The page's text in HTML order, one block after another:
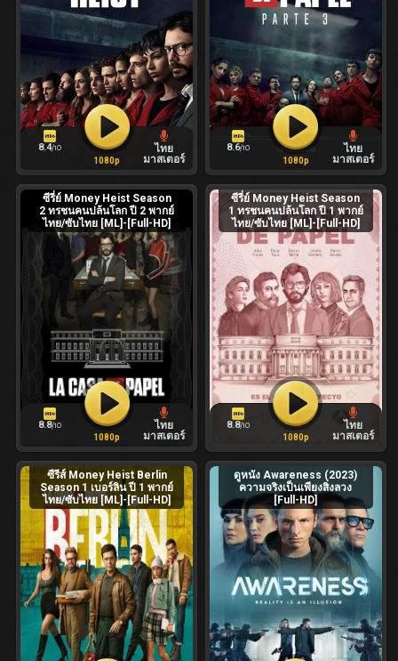
8.4/10
ไทย
มาสเตอร์
1080p
8.6/10
ไทย
มาสเตอร์
1080p
ซีรี่ย์ Money Heist Season
2 ทรชนคนปล้นโลก ปี 2 พากย์
ไทย/ซับไทย [ML]-[Full-HD]
8.8/10
ไทย
มาสเตอร์
1080p
ซีรี่ย์ Money Heist Season
1 ทรชนคนปล้นโลก ปี 1 พากย์
ไทย/ซับไทย [ML]-[Full-HD]
8.8/10
ไทย
มาสเตอร์
1080p
ซีรีส์ Money Heist Berlin
Season 1 เบอร์ลิน ปี 1 พากย์
ไทย/ซับไทย [ML]-[Full-HD]
ดูหนัง Awareness (2023)
ความจริงเป็นเพียงสิ่งลวง
[Full-HD]